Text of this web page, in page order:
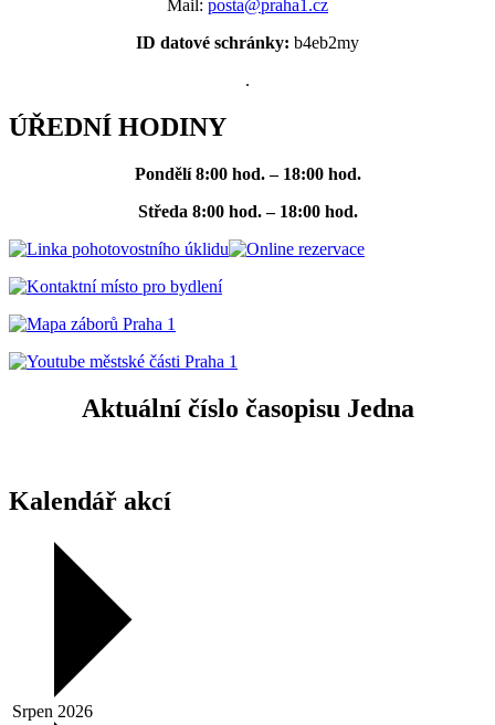
Mail: posta@praha1.cz
ID datové schránky: b4eb2my
.
ÚŘEDNÍ HODINY
Pondělí 8:00 hod. – 18:00 hod.
Středa 8:00 hod. – 18:00 hod.
Aktuální číslo časopisu Jedna
Kalendář akcí
Srpen 2026